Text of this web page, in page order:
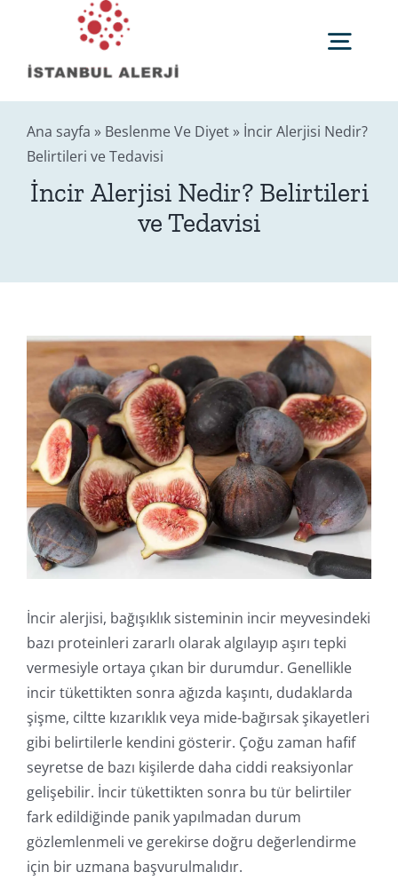
content
Anasayfa
Sağlık Rehberi
İletişim
Online İşlemler
Ana sayfa » Beslenme Ve Diyet» İncir Alerjisi Nedir?
Belirtileri ve Tedavisi
İncir Alerjisi Nedir? Belirtileri
ve Tedavisi
İncir alerjisi, bağışıklık sisteminin incir meyvesindeki
bazı proteinleri zararlı olarak algılayıp aşırı tepki
vermesiyle ortaya çıkan bir durumdur. Genellikle
incir tükettikten sonra ağızda kaşıntı, dudaklarda
şişme, ciltte kızarıklık veya mide-bağırsak şikayetleri
gibi belirtilerle kendini gösterir. Çoğu zaman hafif
seyretse de bazı kişilerde daha ciddi reaksiyonlar
gelişebilir. İncir tükettikten sonra bu tür belirtiler
fark edildiğinde panik yapılmadan durum
gözlemlenmeli ve gerekirse doğru değerlendirme
için bir uzmana başvurulmalıdır.